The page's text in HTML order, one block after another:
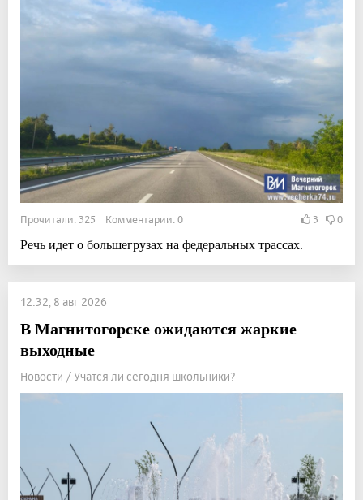
Прочитали: 325 Комментарии: 0 3 0
Речь идет о большегрузах на федеральных трассах.
12:32, 8 авг 2026
В Магнитогорске ожидаются жаркие
выходные
Новости / Учатся ли сегодня школьники?